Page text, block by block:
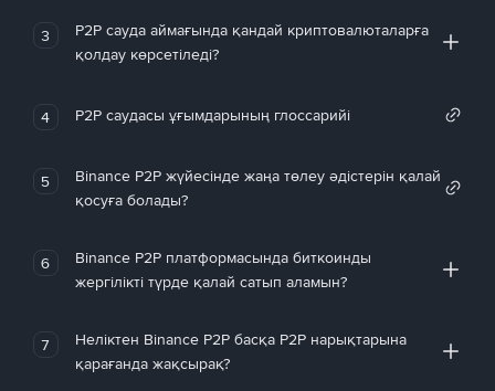
3
P2P сауда аймағында қандай криптовалюталарға
қолдау көрсетіледі?
4 P2P саудасы ұғымдарының глоссарийі
5
Binance P2P жүйесінде жаңа төлеу әдістерін қалай
қосуға болады?
6
Binance P2P платформасында биткоинды
жергілікті түрде қалай сатып аламын?
7
Неліктен Binance P2P басқа P2P нарықтарына
қарағанда жақсырақ?